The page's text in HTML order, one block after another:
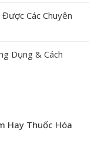
Các Chuyên
Dụng & Cách
Hay Thuốc Hóa